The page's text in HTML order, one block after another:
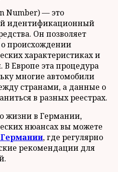
Number) — это
идентификационный
Он позволяет
происхождении
характеристиках и
В Европе эта процедура
многие автомобили
странами, а данные о
в разных реестрах.
жизни в Германии,
нюансах вы можете
, где регулярно
рекомендации для